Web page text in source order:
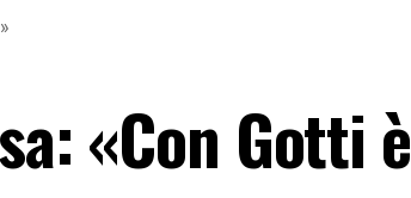
«Con Gotti è